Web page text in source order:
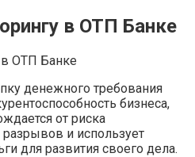
в ОТП Банке
денежного требования
бизнеса,
от риска
и использует
для развития своего дела.